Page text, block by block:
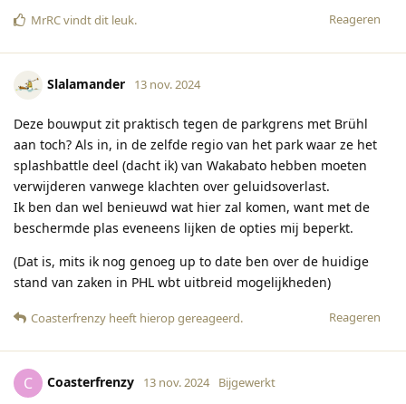
Reageren
MrRCvindt dit leuk.
Slalamander 13 nov. 2024
Deze bouwput zit praktisch tegen de parkgrens met Brühl
aan toch? Als in, in de zelfde regio van het park waar ze het
splashbattle deel (dacht ik) van Wakabato hebben moeten
verwijderen vanwege klachten over geluidsoverlast.
Ik ben dan wel benieuwd wat hier zal komen, want met de
beschermde plas eveneens lijken de opties mij beperkt.
(Dat is, mits ik nog genoeg up to date ben over de huidige
stand van zaken in PHL wbt uitbreid mogelijkheden)
Reageren
Coasterfrenzy heeft hierop gereageerd.
C Coasterfrenzy 13 nov. 2024 Bijgewerkt